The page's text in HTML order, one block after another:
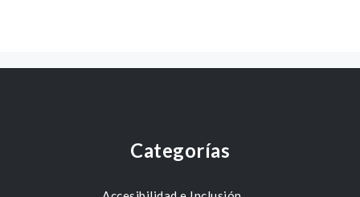
Categorías